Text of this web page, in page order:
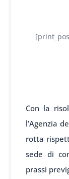
Con la
l’Agenzia
rotta
sede di
prassi